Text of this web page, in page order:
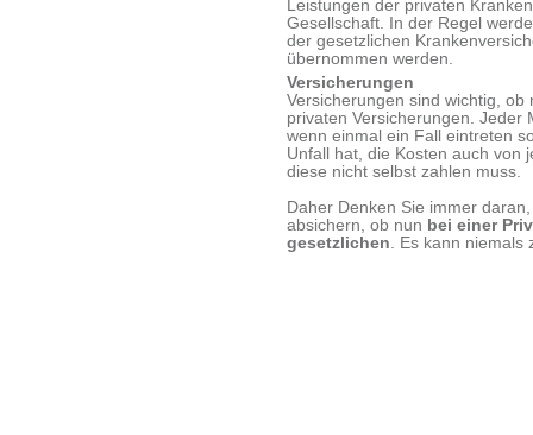
Leistungen der privaten
Gesellschaft. In der Regel
der gesetzlichen
übernommen werden.
Versicherungen
Versicherungen sind wichtig,
privaten Versicherungen. Jeder
wenn einmal ein Fall eintreten
Unfall hat, die Kosten auch von
diese nicht selbst zahlen muss.
Daher Denken Sie immer
absichern, ob nun bei einer
gesetzlichen. Es kann niemals